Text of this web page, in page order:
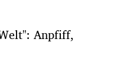
Anpfiff,